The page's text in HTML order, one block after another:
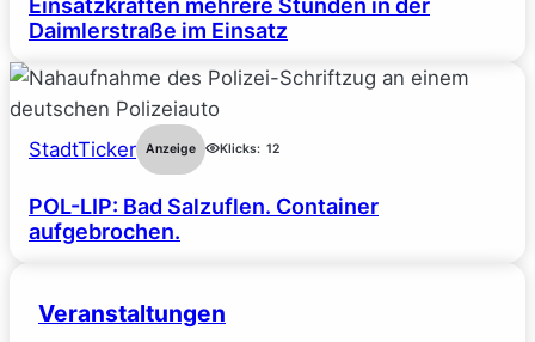
Einsatzkräften mehrere Stunden in der
Daimlerstraße im Einsatz
StadtTicker Anzeige Klicks: 12
POL-LIP: Bad Salzuflen. Container
aufgebrochen.
Veranstaltungen